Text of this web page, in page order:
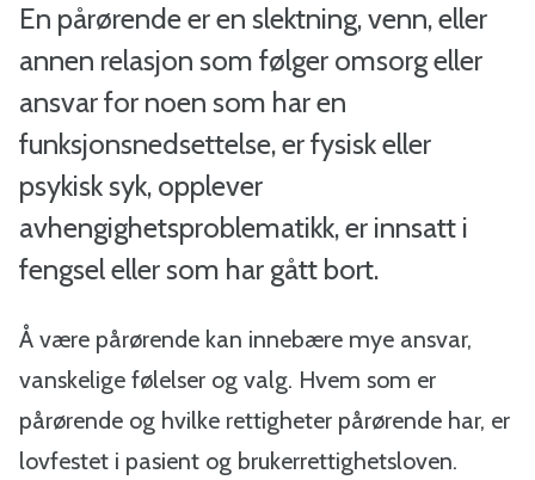
t
a
l
-
B
i
n
d
En pårørende er en slektning, venn, eller
annen relasjon som følger omsorg eller
ansvar for noen som har en
funksjonsnedsettelse, er fysisk eller
psykisk syk, opplever
avhengighetsproblematikk, er innsatt i
fengsel eller som har gått bort.
Å være pårørende kan innebære mye ansvar,
vanskelige følelser og valg. Hvem som er
pårørende og hvilke rettigheter pårørende har, er
lovfestet i pasient og brukerrettighetsloven.